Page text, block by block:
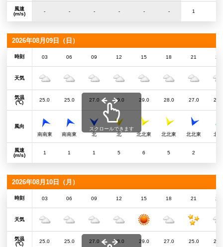
風速
(m/s)
- - - - - - 1
2026年08月09日（日）
時刻 03 06 09 12 15 18 21 24
天気
気温
(℃)
25.0 25.0 27.0 29.0 29.0 28.0 27.0
風向
南南東
南南東 北 北 北北東 北北東 北北東 北
風速
(m/s)
1 1 1 5 6 5 2
スクロールできます
2026年08月10日（月）
時刻 03 06 09 12 15 18 21 24
天気
気温
(℃)
25.0 25.0 27.0 28.0 29.0 27.0 25.0